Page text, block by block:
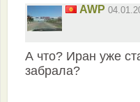
AWP
А что? Иран уже
забрала?